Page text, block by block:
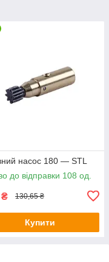
насос 180 — STL
до відправки 108 од.
₴ 130,65 ₴
Купити